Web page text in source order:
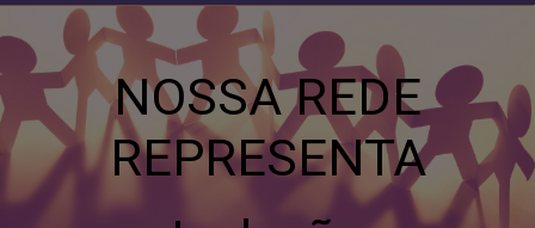
NOSSA REDE
REPRESENTA
Acessibilidade